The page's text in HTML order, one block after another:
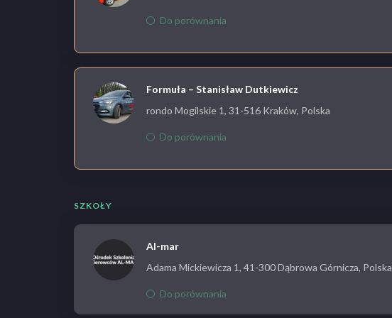
Do porównania
Formuła – Stanisław Dutkiewicz
rondo Mogilskie 1, 31-516 Kraków, Polska
Do porównania
SZKOŁY
Al-mar
Adama Mickiewicza 1, 41-300 Dąbrowa Górnicza, Polska
Do porównania